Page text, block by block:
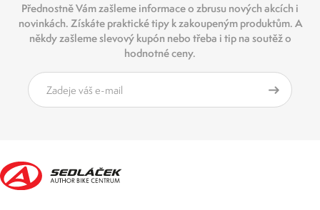
Přednostně Vám zašleme informace o zbrusu nových akcích i
novinkách. Získáte praktické tipy k zakoupeným produktům. A
někdy zašleme slevový kupón nebo třeba i tip na soutěž o
hodnotné ceny.